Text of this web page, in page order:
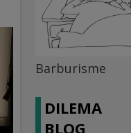
Barburisme
DILEMA
BLOG